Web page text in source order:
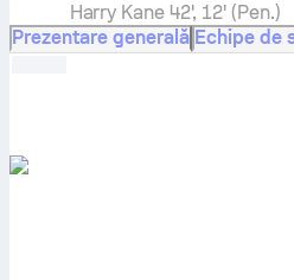
Harry Kane 42', 12' (Pen.)
Prezentare generală Echipe de